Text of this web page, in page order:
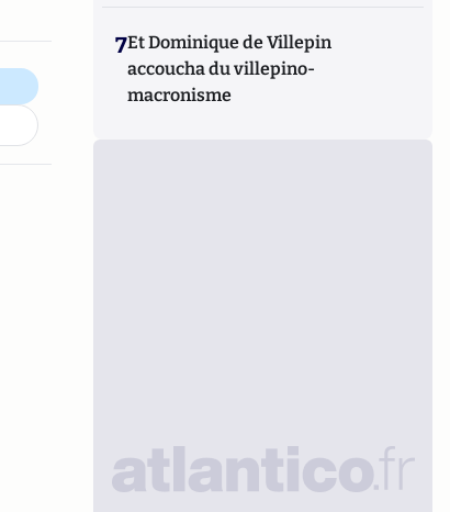
7Et Dominique de Villepin
accoucha du villepino-
macronisme